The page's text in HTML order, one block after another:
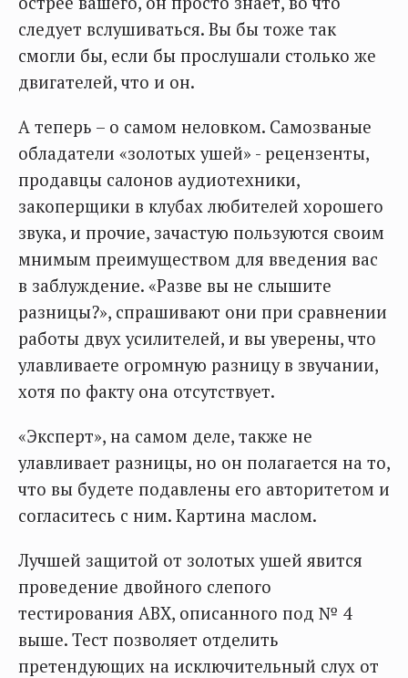
следует вслушиваться. Вы бы тоже так
смогли бы, если бы прослушали столько же
двигателей, что и он.
А теперь – о самом неловком. Самозваные
обладатели «золотых ушей» - рецензенты,
продавцы салонов аудиотехники,
закоперщики в клубах любителей хорошего
звука, и прочие, зачастую пользуются своим
мнимым преимуществом для введения вас
в заблуждение. «Разве вы не слышите
разницы?», спрашивают они при сравнении
работы двух усилителей, и вы уверены, что
улавливаете огромную разницу в звучании,
хотя по факту она отсутствует.
«Эксперт», на самом деле, также не
улавливает разницы, но он полагается на то,
что вы будете подавлены его авторитетом и
согласитесь с ним. Картина маслом.
Лучшей защитой от золотых ушей явится
проведение двойного слепого
тестирования ABX, описанного под № 4
выше. Тест позволяет отделить
претендующих на исключительный слух от